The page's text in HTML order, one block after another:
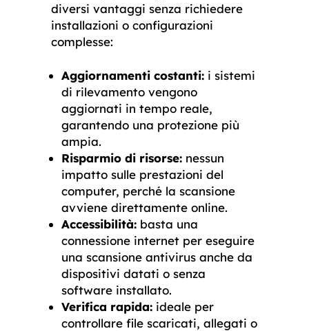
diversi vantaggi senza richiedere
installazioni o configurazioni
complesse:
Aggiornamenti costanti: i sistemi
di rilevamento vengono
aggiornati in tempo reale,
garantendo una protezione più
ampia.
Risparmio di risorse: nessun
impatto sulle prestazioni del
computer, perché la scansione
avviene direttamente online.
Accessibilità: basta una
connessione internet per eseguire
una scansione antivirus anche da
dispositivi datati o senza
software installato.
Verifica rapida: ideale per
controllare file scaricati, allegati o